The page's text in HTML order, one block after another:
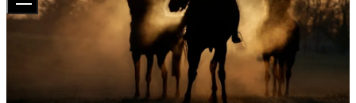
Zum
Ticketshop
Ticketkategorien